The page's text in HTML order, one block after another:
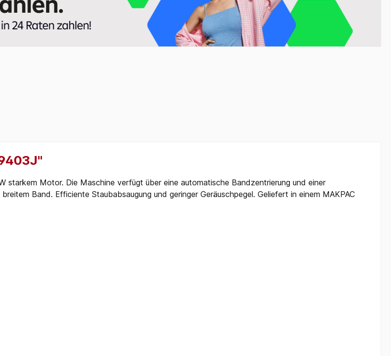
starkem Motor. Die Maschine verfügt über eine automatische Bandzentrierung und einer
Band. Efficiente Staubabsaugung und geringer Geräuschpegel. Geliefert in einem MAKPAC